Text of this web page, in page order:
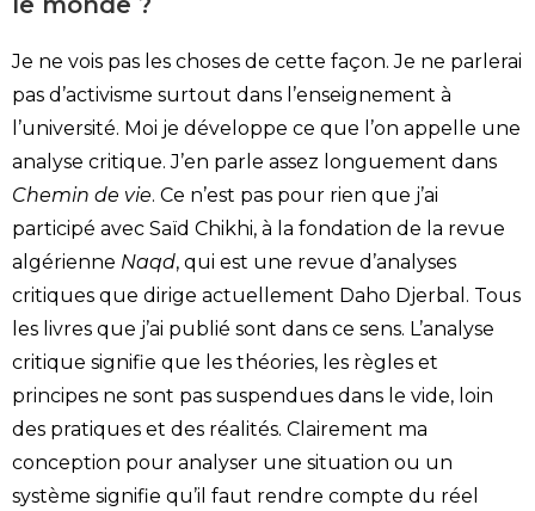
Je ne vois pas les choses de cette façon. Je ne parlerai
pas d’activisme surtout dans l’enseignement à
l’université. Moi je développe ce que l’on appelle une
analyse critique. J’en parle assez longuement dans
Chemin de vie. Ce n’est pas pour rien que j’ai
participé avec Saïd Chikhi, à la fondation de la revue
algérienne Naqd, qui est une revue d’analyses
critiques que dirige actuellement Daho Djerbal. Tous
les livres que j’ai publié sont dans ce sens. L’analyse
critique signifie que les théories, les règles et
principes ne sont pas suspendues dans le vide, loin
des pratiques et des réalités. Clairement ma
conception pour analyser une situation ou un
système signifie qu’il faut rendre compte du réel